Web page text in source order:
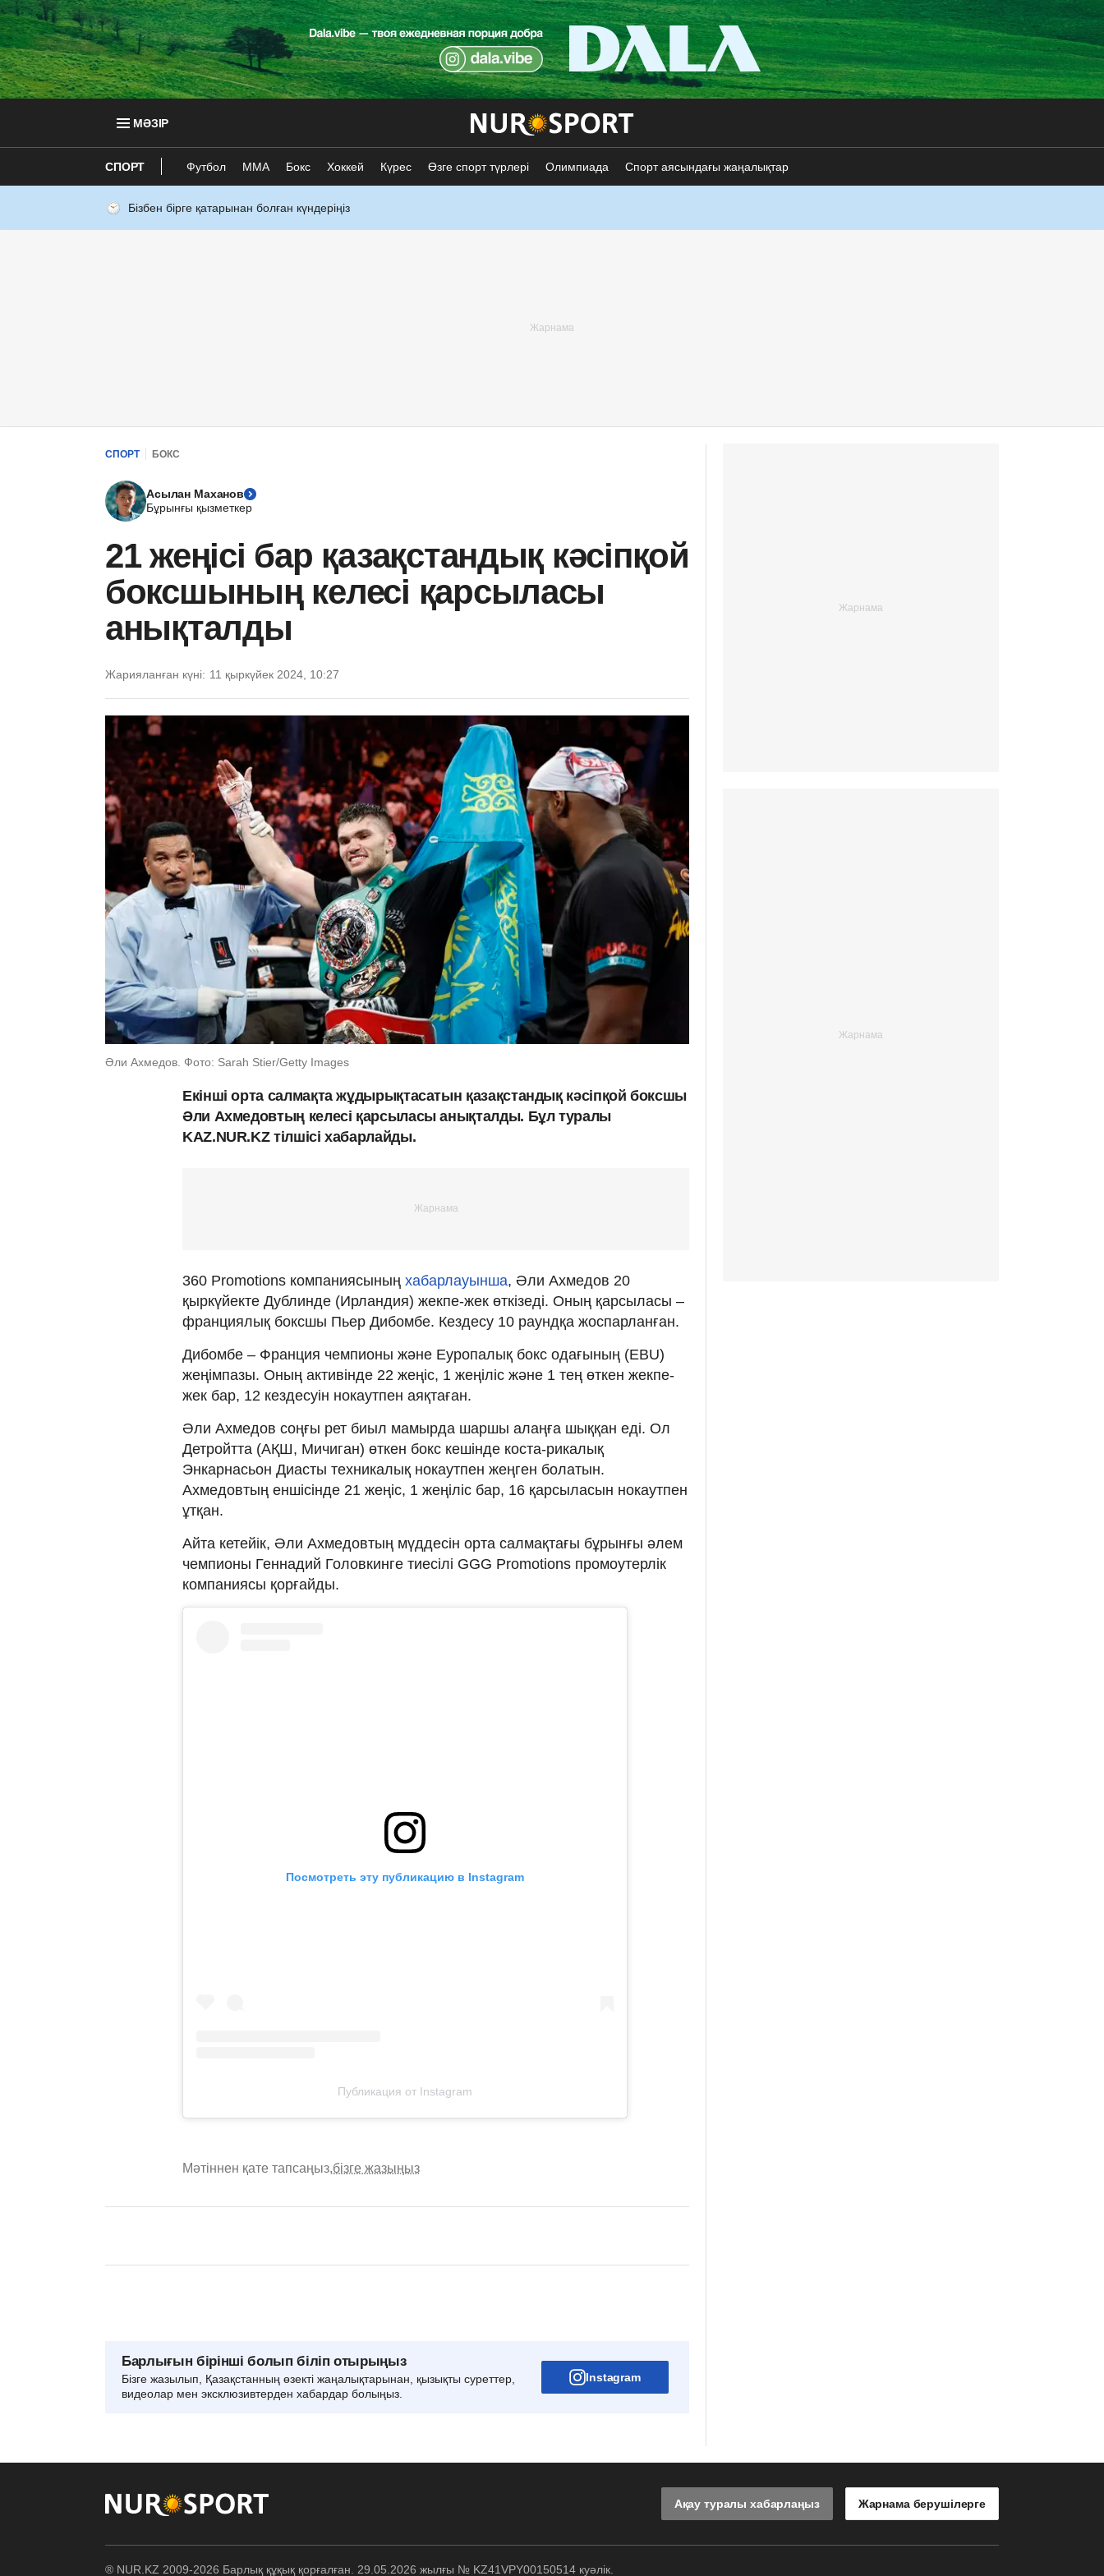
МӘЗІР
СПОРТ Футбол ММА Бокс Хоккей Күрес Өзге спорт түрлері Олимпиада Спорт аясындағы жаңалықтар
Бізбен бірге қатарынан болған күндеріңіз
СПОРТ БОКС
Асылан Маханов
Бұрынғы қызметкер
21 жеңісі бар қазақстандық кәсіпқой
боксшының келесі қарсыласы
анықталды
Жарияланған күні: 11 қыркүйек 2024, 10:27
Әли Ахмедов. Фото: Sarah Stier/Getty Images
Екінші орта салмақта жұдырықтасатын қазақстандық кәсіпқой боксшы
Әли Ахмедовтың келесі қарсыласы анықталды. Бұл туралы
KAZ.NUR.KZ тілшісі хабарлайды.
360 Promotions компаниясының хабарлауынша, Әли Ахмедов 20
қыркүйекте Дублинде (Ирландия) жекпе-жек өткізеді. Оның қарсыласы –
франциялық боксшы Пьер Дибомбе. Кездесу 10 раундқа жоспарланған.
Дибомбе – Франция чемпионы және Еуропалық бокс одағының (EBU)
жеңімпазы. Оның активінде 22 жеңіс, 1 жеңіліс және 1 тең өткен жекпе-
жек бар, 12 кездесуін нокаутпен аяқтаған.
Әли Ахмедов соңғы рет биыл мамырда шаршы алаңға шыққан еді. Ол
Детройтта (АҚШ, Мичиган) өткен бокс кешінде коста-рикалық
Энкарнасьон Диасты техникалық нокаутпен жеңген болатын.
Ахмедовтың еншісінде 21 жеңіс, 1 жеңіліс бар, 16 қарсыласын нокаутпен
ұтқан.
Айта кетейік, Әли Ахмедовтың мүддесін орта салмақтағы бұрынғы әлем
чемпионы Геннадий Головкинге тиесілі GGG Promotions промоутерлік
компаниясы қорғайды.
Посмотреть эту публикацию в Instagram
Публикация от Instagram
Мәтіннен қате тапсаңыз,бізге жазыңыз
Барлығын бірінші болып біліп отырыңыз
Бізге жазылып, Қазақстанның өзекті жаңалықтарынан, қызықты суреттер,
видеолар мен эксклюзивтерден хабардар болыңыз.
Instagram
Ақау туралы хабарлаңыз Жарнама берушілерге
® NUR.KZ 2009-2026 Барлық құқық қорғалған. 29.05.2026 жылғы № KZ41VPY00150514 куәлік.